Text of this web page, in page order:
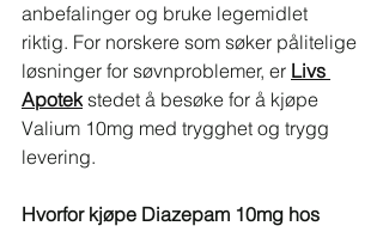
anbefalinger og bruke legemidlet
riktig. For norskere som søker pålitelige
løsninger for søvnproblemer, er Livs
Apotek stedet å besøke for å kjøpe
Valium 10mg med trygghet og trygg
levering.
Hvorfor kjøpe Diazepam 10mg hos